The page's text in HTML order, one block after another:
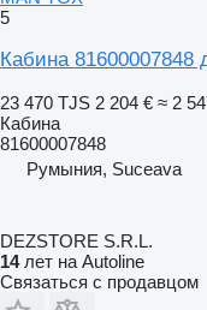
5
Кабина 81600007848
23 470 TJS 2 204 € ≈ 2
Кабина
81600007848
Румыния, Suceava
DEZSTORE S.R.L.
14лет на Autoline
Связаться с продавцом